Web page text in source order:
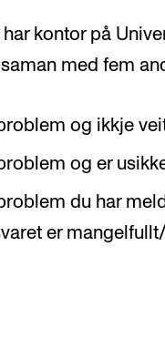
kontor på
med fem
og ikkje
og er
du har
er